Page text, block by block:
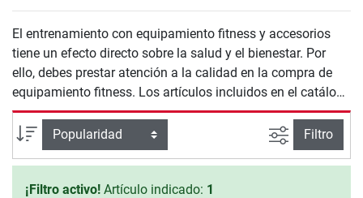
El entrenamiento con equipamiento fitness y accesorios
tiene un efecto directo sobre la salud y el bienestar. Por
ello, debes prestar atención a la calidad en la compra de
equipamiento fitness. Los artículos incluidos en el catálogo
de Bancos de Musculación Duke Fitness te ofrecen
seguridad y calidad para un entrenamiento efectivo en
casa.
Ordenar por Busqueda
Filtro
¡Filtro activo! Artículo indicado: 1